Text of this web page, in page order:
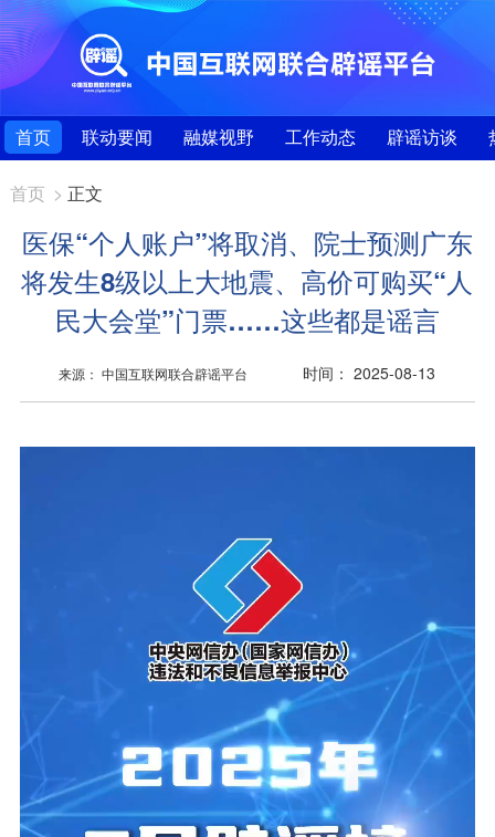
首页 联动要闻 融媒视野 工作动态 辟谣访谈
首页 > 正文
医保“个人账户”将取消、院士预测广东
将发生8级以上大地震、高价可购买“人
民大会堂”门票……这些都是谣言
来源： 中国互联网联合辟谣平台 时间： 2025-08-13